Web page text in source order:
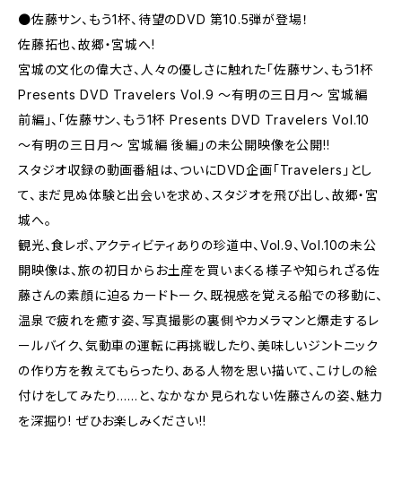
●佐藤サン、もう1杯、待望のDVD 第10.5弾が登場！
佐藤拓也、故郷・宮城へ!
宮城の文化の偉大さ、人々の優しさに触れた「佐藤サン、もう1杯
Presents DVD Travelers Vol.9 〜有明の三日月〜 宮城編
前編」、「佐藤サン、もう1杯 Presents DVD Travelers Vol.10
〜有明の三日月〜 宮城編 後編」の未公開映像を公開!!
スタジオ収録の動画番組は、ついにDVD企画「Travelers」とし
て、まだ見ぬ体験と出会いを求め、スタジオを飛び出し、故郷・宮
城へ。
観光、食レポ、アクティビティありの珍道中、Vol.9、Vol.10の未公
開映像は、旅の初日からお土産を買いまくる様子や知られざる佐
藤さんの素顔に迫るカードトーク、既視感を覚える船での移動に、
温泉で疲れを癒す姿、写真撮影の裏側やカメラマンと爆走するレ
ールバイク、気動車の運転に再挑戦したり、美味しいジントニック
の作り方を教えてもらったり、ある人物を思い描いて、こけしの絵
付けをしてみたり……と、なかなか見られない佐藤さんの姿、魅力
を深掘り! ぜひお楽しみください!!